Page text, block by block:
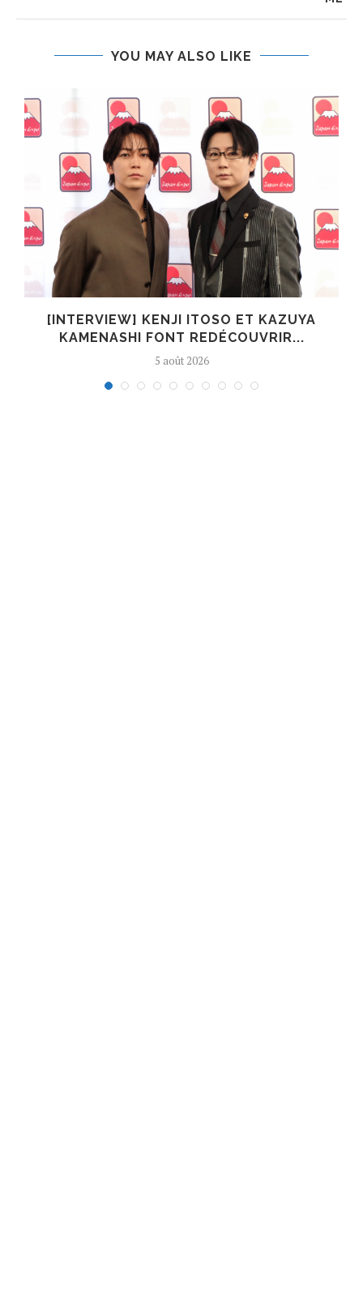
YOU MAY ALSO LIKE
[INTERVIEW] KENJI ITOSO ET KAZUYA
KAMENASHI FONT REDÉCOUVRIR...
5 août 2026